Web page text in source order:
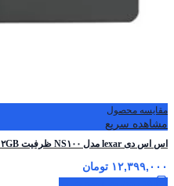
مقایسه محصول
مشاهده سریع
اس اس دی lexar مدل NS۱۰۰ ظرفیت ۵۱۲GB
۱۲,۳۹۹,۰۰۰ تومان